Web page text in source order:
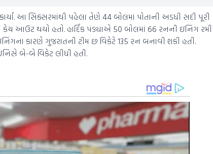
આ સિક્સરમાંથી પહેલા તેણે 44 બોલમાં પોતાની અડધી સદી પૂરી
આઉટ થયો હતો. હાર્દિક પંડ્યાએ 50 બોલમાં 66 રનની ઇનિંગ રમી
કારણે ગુજરાતની ટીમ છ વિકેટે 135 રન બનાવી શકી હતી.
બે-બે વિકેટ લીધી હતી.